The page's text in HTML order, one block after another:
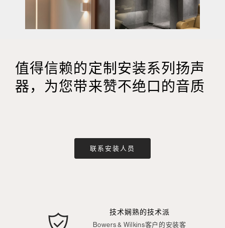
值得信赖的定制安装系列扬声
器，为您带来赞不绝口的音质
联系安装人员
技术娴熟的技术派
Bowers & Wilkins客户的安装客